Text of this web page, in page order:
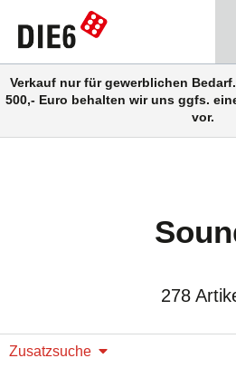
Verkauf nur für gewerblichen
500,- Euro behalten wir uns ggfs.
vor.
278
Zusatzsuche